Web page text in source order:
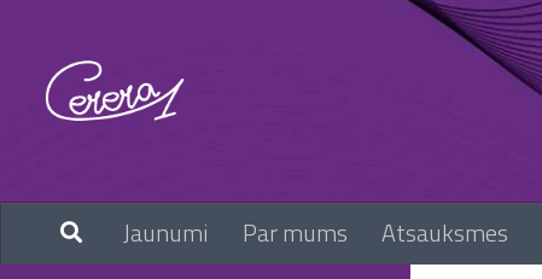
Jaunumi Par mums Atsauksmes